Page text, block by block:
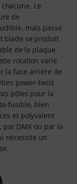
Le
de
mais passe
blade se produit
de la plaque
rotation varie
la face arrière de
power-twist
pôles pour la
fusible, bien
et polyvalent
DMX ou par la
nécessite un